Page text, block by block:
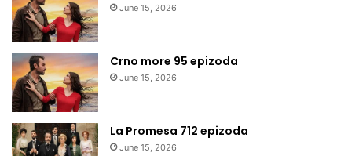
June 15, 2026
Crno more 95 epizoda
June 15, 2026
La Promesa 712 epizoda
June 15, 2026